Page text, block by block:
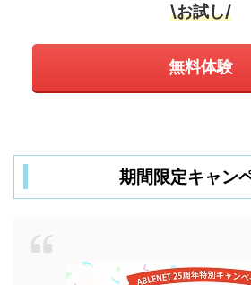
\お試し/
無料体験
期間限定キャン